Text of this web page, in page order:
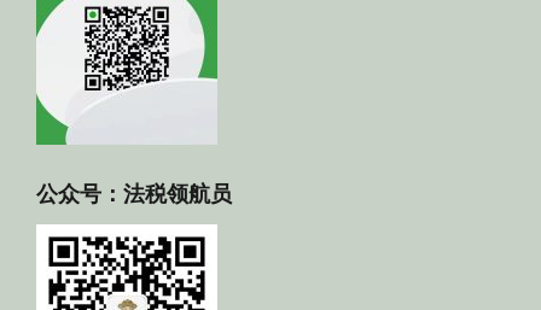
公众号：法税领航员